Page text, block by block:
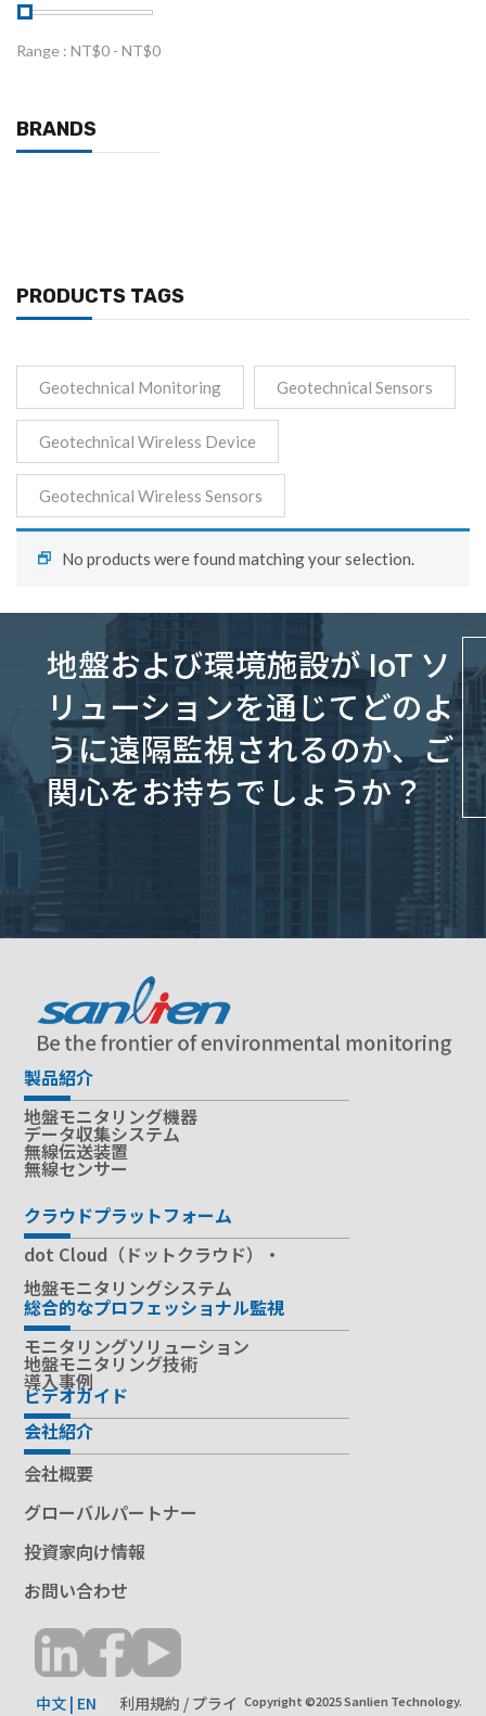
Range : NT$0 - NT$0
BRANDS
PRODUCTS TAGS
Geotechnical Monitoring Geotechnical Sensors
Geotechnical Wireless Device
Geotechnical Wireless Sensors
No products were found matching your selection.
地盤および環境施設が IoT ソ
リューションを通じてどのよ
うに遠隔監視されるのか、ご
関心をお持ちでしょうか？
製品紹介
地盤モニタリング機器
データ収集システム
無線伝送装置
無線センサー
クラウドプラットフォーム
dot Cloud（ドットクラウド）・
地盤モニタリングシステム
総合的なプロフェッショナル監視
モニタリングソリューション
地盤モニタリング技術
導入事例
ビデオガイド
会社紹介
会社概要
グローバルパートナー
投資家向け情報
お問い合わせ
中文| EN 利用規約 / プライ Copyright ©2025 Sanlien Technology.